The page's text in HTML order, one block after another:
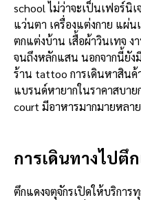
school ไม่ว่าจะเป็นเฟอร์นิเ
แว่นตา เครื่องแต่งกาย แผ่น
ตกแต่งบ้าน เสื้อผ้าวินเทจ
จนถึงหลักแสน นอกจากนี้ยัง
ร้าน tattoo การเดินหาสินค้
แบรนด์หายากในราคาสบา
court มีอาหารมากมายหลา
การเดินทางไปตึ
ตึกแดงจตุจักรเปิดให้บริการ